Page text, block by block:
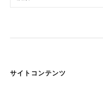
サイトコンテンツ